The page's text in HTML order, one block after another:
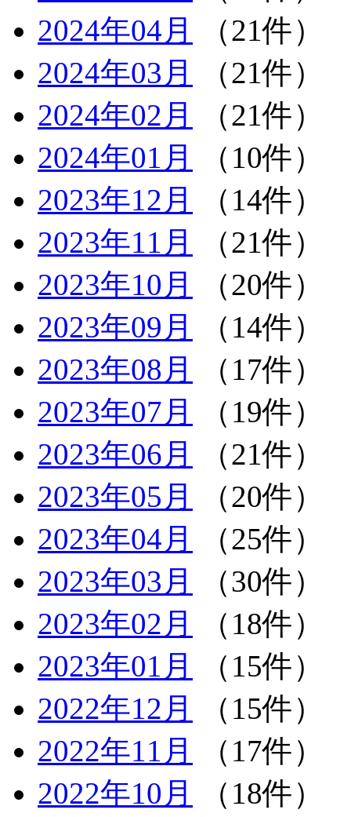
2024年04月
（21件）
2024年03月
（21件）
2024年02月
（21件）
2024年01月
（10件）
2023年12月
（14件）
2023年11月
（21件）
2023年10月
（20件）
2023年09月
（14件）
2023年08月
（17件）
2023年07月
（19件）
2023年06月
（21件）
2023年05月
（20件）
2023年04月
（25件）
2023年03月
（30件）
2023年02月
（18件）
2023年01月
（15件）
2022年12月
（15件）
2022年11月
（17件）
2022年10月
（18件）